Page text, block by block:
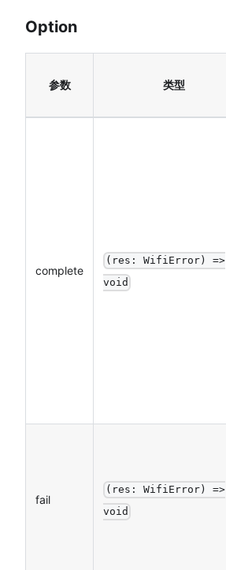
Option
参数 类型
complete
(res: WifiError) =>
void
fail
(res: WifiError) =>
void